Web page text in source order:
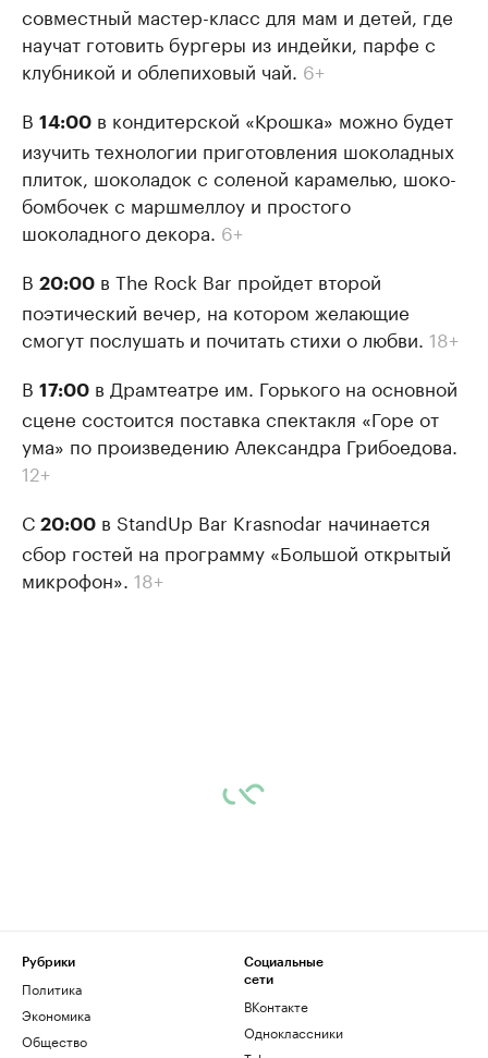
совместный мастер-класс для мам и детей, где
научат готовить бургеры из индейки, парфе с
клубникой и облепиховый чай. 6+
В 14:00 в кондитерской «Крошка» можно будет
изучить технологии приготовления шоколадных
плиток, шоколадок с соленой карамелью, шоко-
бомбочек с маршмеллоу и простого
шоколадного декора. 6+
В 20:00 в The Rock Bar пройдет второй
поэтический вечер, на котором желающие
смогут послушать и почитать стихи о любви. 18+
В 17:00 в Драмтеатре им. Горького на основной
сцене состоится поставка спектакля «Горе от
ума» по произведению Александра Грибоедова.
12+
С 20:00 в StandUp Bar Krasnodar начинается
сбор гостей на программу «Большой открытый
микрофон». 18+
Рубрики
Политика
Экономика
Общество
Социальные
сети
ВКонтакте
Одноклассники